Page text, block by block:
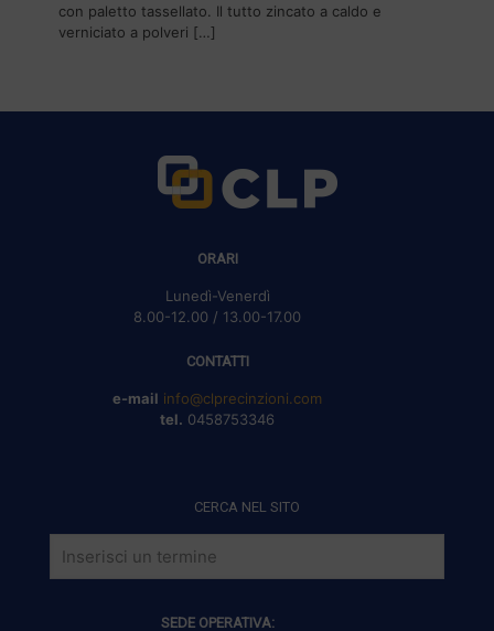
con paletto tassellato. Il tutto zincato a caldo e
verniciato a polveri […]
ORARI
Lunedì-Venerdì
8.00-12.00 / 13.00-17.00
CONTATTI
e-mail info@clprecinzioni.com
tel. 0458753346
CERCA NEL SITO
SEDE OPERATIVA: